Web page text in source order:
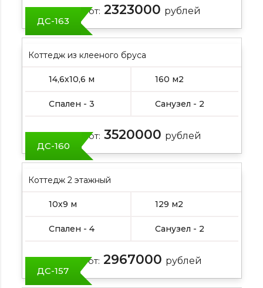
Цена от: 2323000 рублей
ДС-163
Коттедж из клееного бруса
14,6х10,6 м 160 м2
Спален - 3 Санузел - 2
Цена от: 3520000 рублей
ДС-160
Коттедж 2 этажный
10х9 м 129 м2
Спален - 4 Санузел - 2
Цена от: 2967000 рублей
ДС-157